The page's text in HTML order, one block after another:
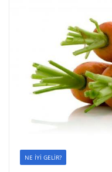
NE İYİ GELİR?